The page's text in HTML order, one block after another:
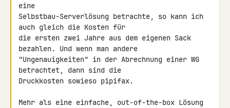
eine
Selbstbau-Serverlösung betrachte, so kann ich
auch gleich die Kosten für
die ersten zwei Jahre aus dem eigenen Sack
bezahlen. Und wenn man andere
"Ungenauigkeiten" in der Abrechnung einer WG
betrachtet, dann sind die
Druckkosten sowieso pipifax.
Mehr als eine einfache, out-of-the-box Lösung